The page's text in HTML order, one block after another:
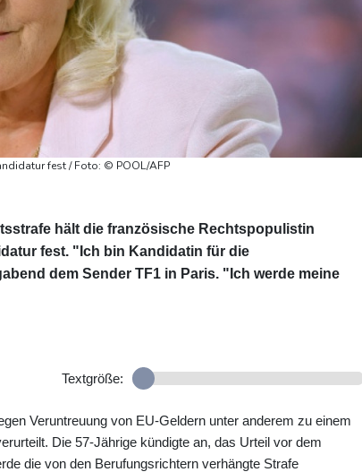
fest / Foto: © POOL/AFP
hält die französische Rechtspopulistin
fest. "Ich bin Kandidatin für die
dem Sender TF1 in Paris. "Ich werde meine
Textgröße:
Veruntreuung von EU-Geldern unter anderem zu einem
Die 57-Jährige kündigte an, das Urteil vor dem
die von den Berufungsrichtern verhängte Strafe